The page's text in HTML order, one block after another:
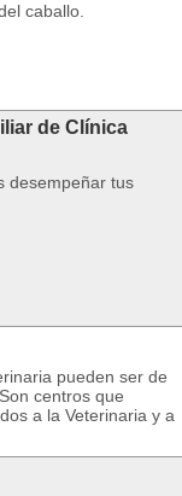
caballo.
de Clínica
desempeñar tus
pueden ser de
centros que
a la Veterinaria y a